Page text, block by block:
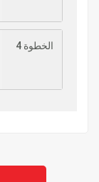
الخطوة 4